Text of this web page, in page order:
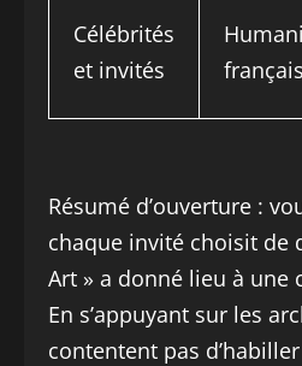
Célébrités
et invités
Résumé d’ouverture :
chaque invité choisit de
Art » a donné lieu à une
En s’appuyant sur les
contentent pas